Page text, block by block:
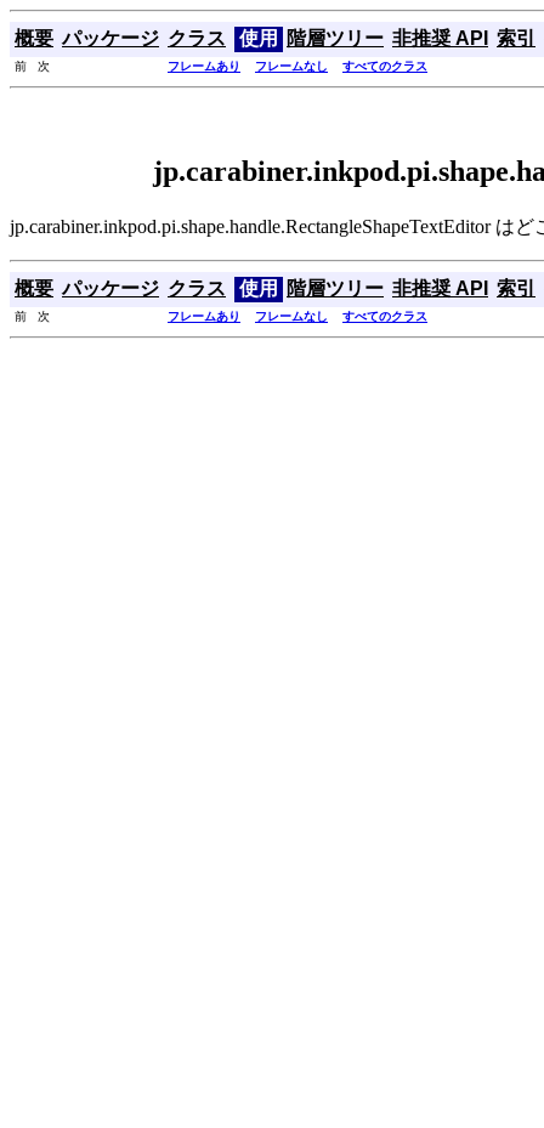
概要 パッケージ クラス 使用 階層ツリー 非推奨 API 索引
前 次 フレームあり フレームなし すべてのクラス
jp.carabiner.inkpod.pi.shape.handle.RectangleShapeTextEditor
概要 パッケージ クラス 使用 階層ツリー 非推奨 API 索引
前 次 フレームあり フレームなし すべてのクラス